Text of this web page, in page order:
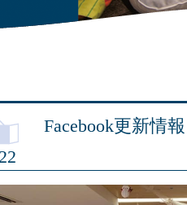
Facebook更新情報